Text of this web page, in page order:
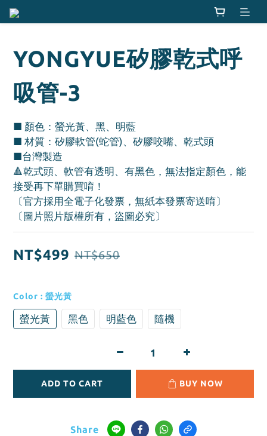
YONGYUE矽膠乾式呼
吸管-3
■ 顏色：螢光黃、黑、明藍
■ 材質：矽膠軟管(蛇管)、矽膠咬嘴、乾式頭
■台灣製造
🔺乾式頭、軟管有透明、有黑色，無法指定顏色，能
接受再下單購買唷！
〔官方採用全電子化發票，無紙本發票寄送唷〕
〔圖片照片版權所有，盜圖必究〕
NT$499 NT$650
Color : 螢光黃
螢光黃 黑色 明藍色 隨機
ADD TO CART BUY NOW
Share